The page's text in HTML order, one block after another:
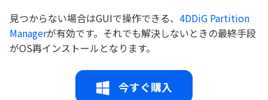
見つからない場合はGUIで操作できる、 4DDiG Partition
Managerが有効です。それでも解決しないときの最終手段
がOS再インストールとなります。
今すぐ購入